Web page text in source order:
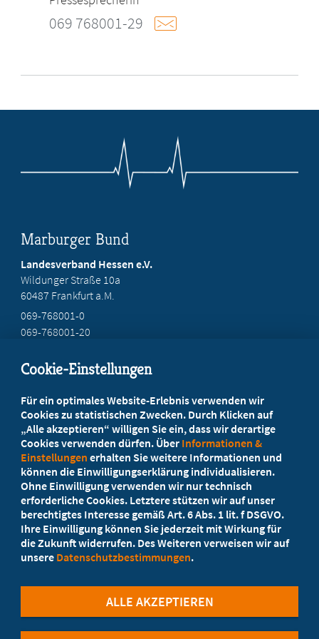
069 768001-29
Marburger Bund
Landesverband Hessen e.V.
Wildunger Straße 10a
60487 Frankfurt a.M.
069-768001-0
069-768001-20
Ihr Landesverband berät Sie!
Ansprechpartner
Werden Sie jetzt Mitglied
5 Vorteile einer MB-Mitgliedschaft
Cookie-Einstellungen
Für ein optimales Website-Erlebnis verwenden wir
Cookies zu statistischen Zwecken. Durch Klicken auf
„Alle akzeptieren“ willigen Sie ein, dass wir derartige
Cookies verwenden dürfen. Über Informationen &
Einstellungen erhalten Sie weitere Informationen und
können die Einwilligungserklärung individualisieren.
Ohne Einwilligung verwenden wir nur technisch
erforderliche Cookies. Letztere stützen wir auf unser
berechtigtes Interesse gemäß Art. 6 Abs. 1 lit. f DSGVO.
Ihre Einwilligung können Sie jederzeit mit Wirkung für
die Zukunft widerrufen. Des Weiteren verweisen wir auf
unsere Datenschutzbestimmungen.
ALLE AKZEPTIEREN